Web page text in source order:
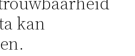
kan